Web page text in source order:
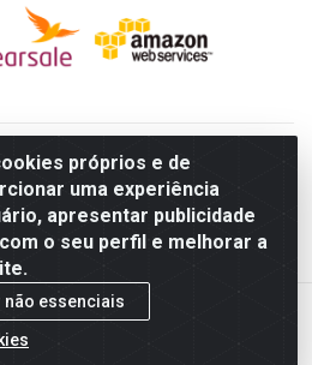
próprios e de
uma experiência
apresentar publicidade
o seu perfil e melhorar a
não essenciais
LTDA - Rod. Br-101 Sul, nº3700
400 CNPJ: 24.150.377/0001-95
KarneKeijo: PE, PB e RN.